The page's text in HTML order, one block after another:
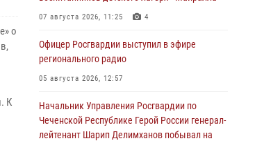
о
К
07 августа 2026, 11:25 4
Офицер Росгвардии выступил в эфире
регионального радио
05 августа 2026, 12:57
Начальник Управления Росгвардии по
Чеченской Республике Герой России генерал-
лейтенант Шарип Делимханов побывал на